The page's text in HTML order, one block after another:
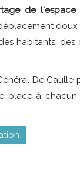
de l'espace
doux
habitants, des
De
place à